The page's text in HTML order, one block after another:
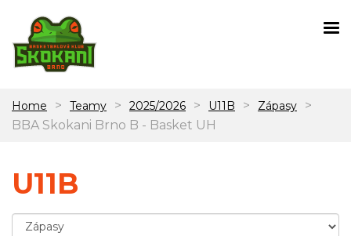
Home > Teamy > 2025/2026 > U11B > Zápasy
>
BBA Skokani Brno B - Basket UH
U11B